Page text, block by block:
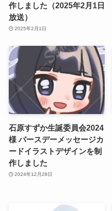
作しました（2025年2月1日
放送）
2025年2月1日
石原すずか生誕委員会2024
様 バースデーメッセージカ
ードイラストデザインを制
作しました
2024年12月28日